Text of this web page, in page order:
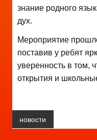
знание родного
дух.
Мероприятие
поставив у ребят
уверенность в том,
открытия и
новости